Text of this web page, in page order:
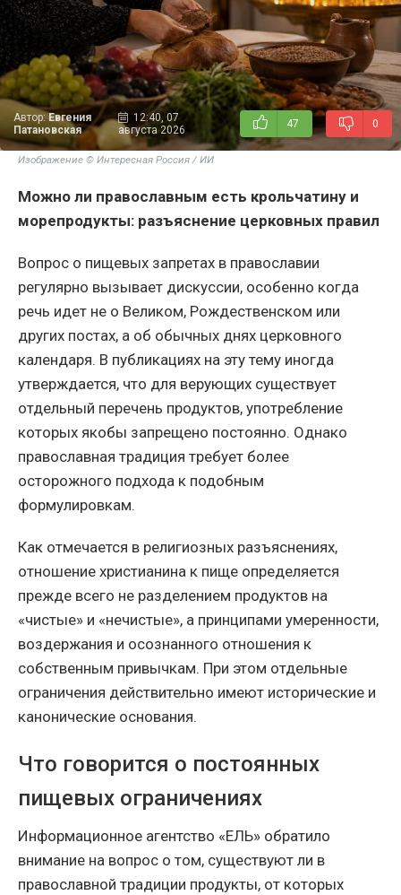
Автор: Евгения
Патановская
12:40, 07
августа 2026
47 0
Изображение © Интересная Россия / ИИ
Можно ли православным есть крольчатину и
морепродукты: разъяснение церковных правил
Вопрос о пищевых запретах в православии
регулярно вызывает дискуссии, особенно когда
речь идет не о Великом, Рождественском или
других постах, а об обычных днях церковного
календаря. В публикациях на эту тему иногда
утверждается, что для верующих существует
отдельный перечень продуктов, употребление
которых якобы запрещено постоянно. Однако
православная традиция требует более
осторожного подхода к подобным
формулировкам.
Как отмечается в религиозных разъяснениях,
отношение христианина к пище определяется
прежде всего не разделением продуктов на
«чистые» и «нечистые», а принципами умеренности,
воздержания и осознанного отношения к
собственным привычкам. При этом отдельные
ограничения действительно имеют исторические и
канонические основания.
Что говорится о постоянных
пищевых ограничениях
Информационное агентство «ЕЛЬ» обратило
внимание на вопрос о том, существуют ли в
православной традиции продукты, от которых